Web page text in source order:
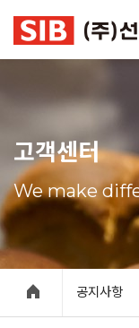
고객센터
We make
공지사항